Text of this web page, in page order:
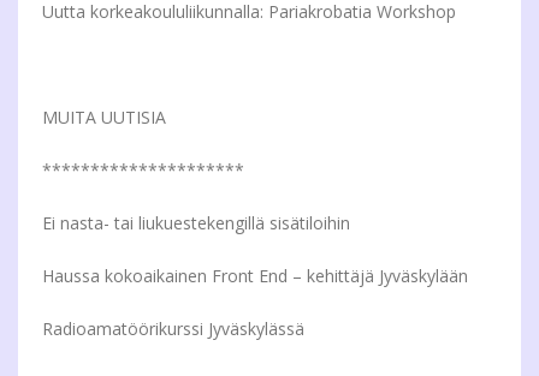
Uutta korkeakoululiikunnalla: Pariakrobatia Workshop
MUITA UUTISIA
*********************
Ei nasta- tai liukuestekengillä sisätiloihin
Haussa kokoaikainen Front End – kehittäjä Jyväskylään
Radioamatöörikurssi Jyväskylässä